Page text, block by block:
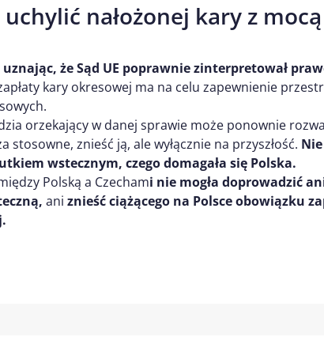
nałożonej kary z mocą
że Sąd UE poprawnie zinterpretował
kary okresowej ma na celu zapewnienie
orzekający w danej sprawie może ponownie
stosowne, znieść ją, ale wyłącznie na przyszłość.
wstecznym, czego domagała się Polska.
Polską a Czechami nie mogła doprowadzić
ani znieść ciążącego na Polsce obowiązku